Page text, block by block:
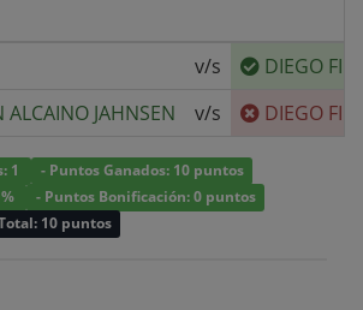
v/s
DIEGO
ALCAINO JAHNSEN v/s DIEGO
1
- Puntos Ganados: 10 puntos
- Puntos Bonificación: 0 puntos
10 puntos